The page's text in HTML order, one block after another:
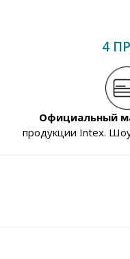
4
Официальный
продукции Intex.